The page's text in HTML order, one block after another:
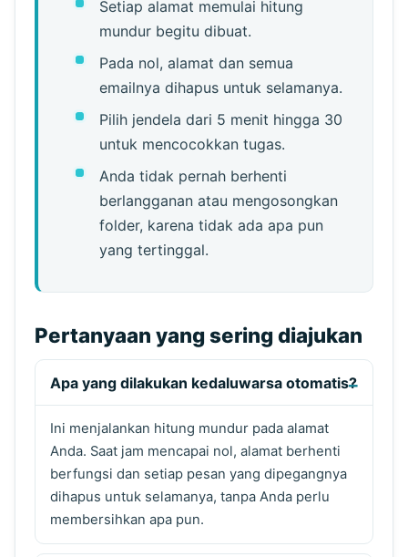
Setiap alamat memulai hitung
mundur begitu dibuat.
Pada nol, alamat dan semua
emailnya dihapus untuk selamanya.
Pilih jendela dari 5 menit hingga 30
untuk mencocokkan tugas.
Anda tidak pernah berhenti
berlangganan atau mengosongkan
folder, karena tidak ada apa pun
yang tertinggal.
Pertanyaan yang sering diajukan
Apa yang dilakukan kedaluwarsa otomatis?
Ini menjalankan hitung mundur pada alamat
Anda. Saat jam mencapai nol, alamat berhenti
berfungsi dan setiap pesan yang dipegangnya
dihapus untuk selamanya, tanpa Anda perlu
membersihkan apa pun.